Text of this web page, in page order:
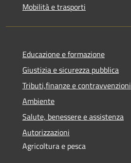
Mobilità e trasporti
Educazione e formazione
Giustizia e sicurezza pubblica
Tributi,finanze e contravvenzioni
Ambiente
Salute, benessere e assistenza
Autorizzazioni
Agricoltura e pesca